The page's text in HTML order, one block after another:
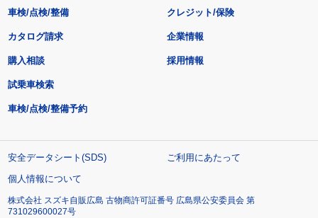
車検/点検/整備 クレジット/保険
カタログ請求
購入相談
試乗車検索
車検/点検/整備予約
企業情報
採用情報
安全データシート(SDS)
ご利用にあたって
個人情報について
株式会社 スズキ自販広島 古物商許可証番号 広島県公安委員会 第
731029600027号